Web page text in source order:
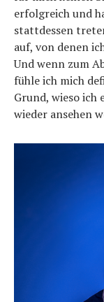
erfolgreich und
stattdessen
auf, von denen
Und wenn zum
fühle ich mich
Grund, wieso
wieder ansehen